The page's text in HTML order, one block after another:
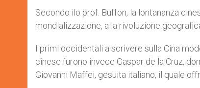
Secondo ilo prof. Buffon, la lontananza
mondializzazione, alla rivoluzione
I primi occidentali a scrivere sulla Cina
cinese furono invece Gaspar de la Cruz,
Giovanni Maffei, gesuita italiano, il quale